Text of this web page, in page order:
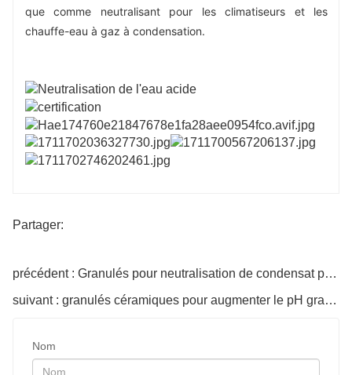
que comme neutralisant pour les climatiseurs et les
chauffe-eau à gaz à condensation.
Partager:
précédent : Granulés pour neutralisation de condensat pour climatiseur
suivant : granulés céramiques pour augmenter le pH granulat do neutralizacji skroplin
Nom